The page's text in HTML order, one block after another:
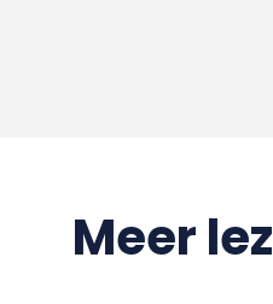
Meer